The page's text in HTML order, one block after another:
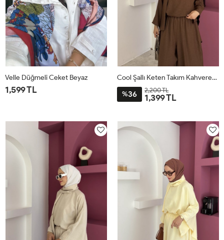
Velle Düğmeli Ceket Beyaz
1,599 TL
Cool Şallı Keten Takım Kahverengi
%36 2,200 TL
1,399 TL